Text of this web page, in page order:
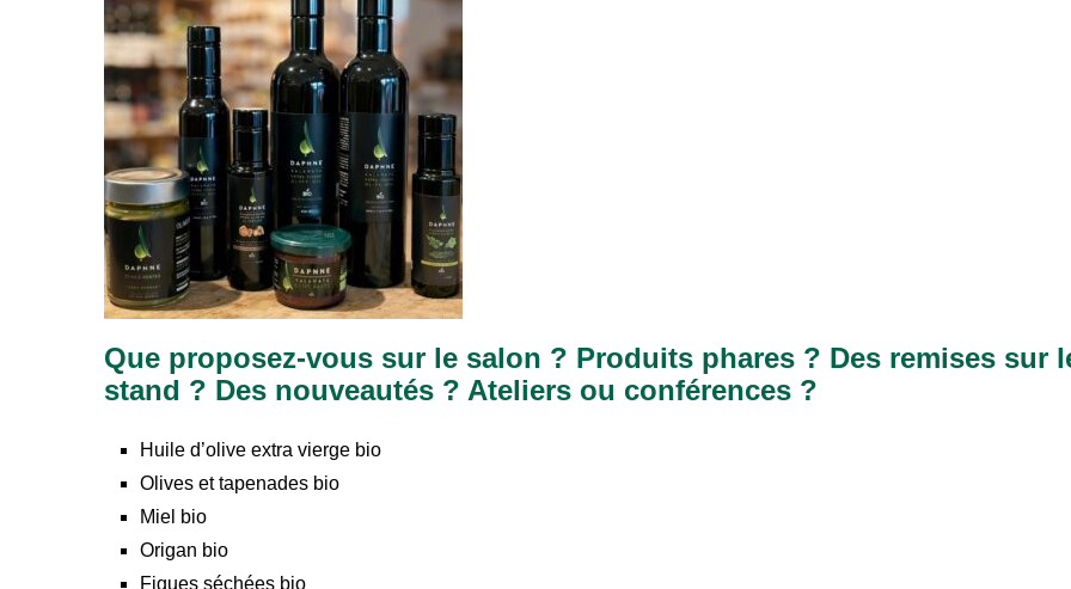
Que proposez-vous sur le salon ? Produits phares ? Des remises sur
stand ? Des nouveautés ? Ateliers ou conférences ?
Huile d’olive extra vierge bio
Olives et tapenades bio
Miel bio
Origan bio
Figues séchées bio